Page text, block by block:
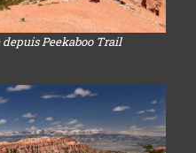
Peekaboo Trail